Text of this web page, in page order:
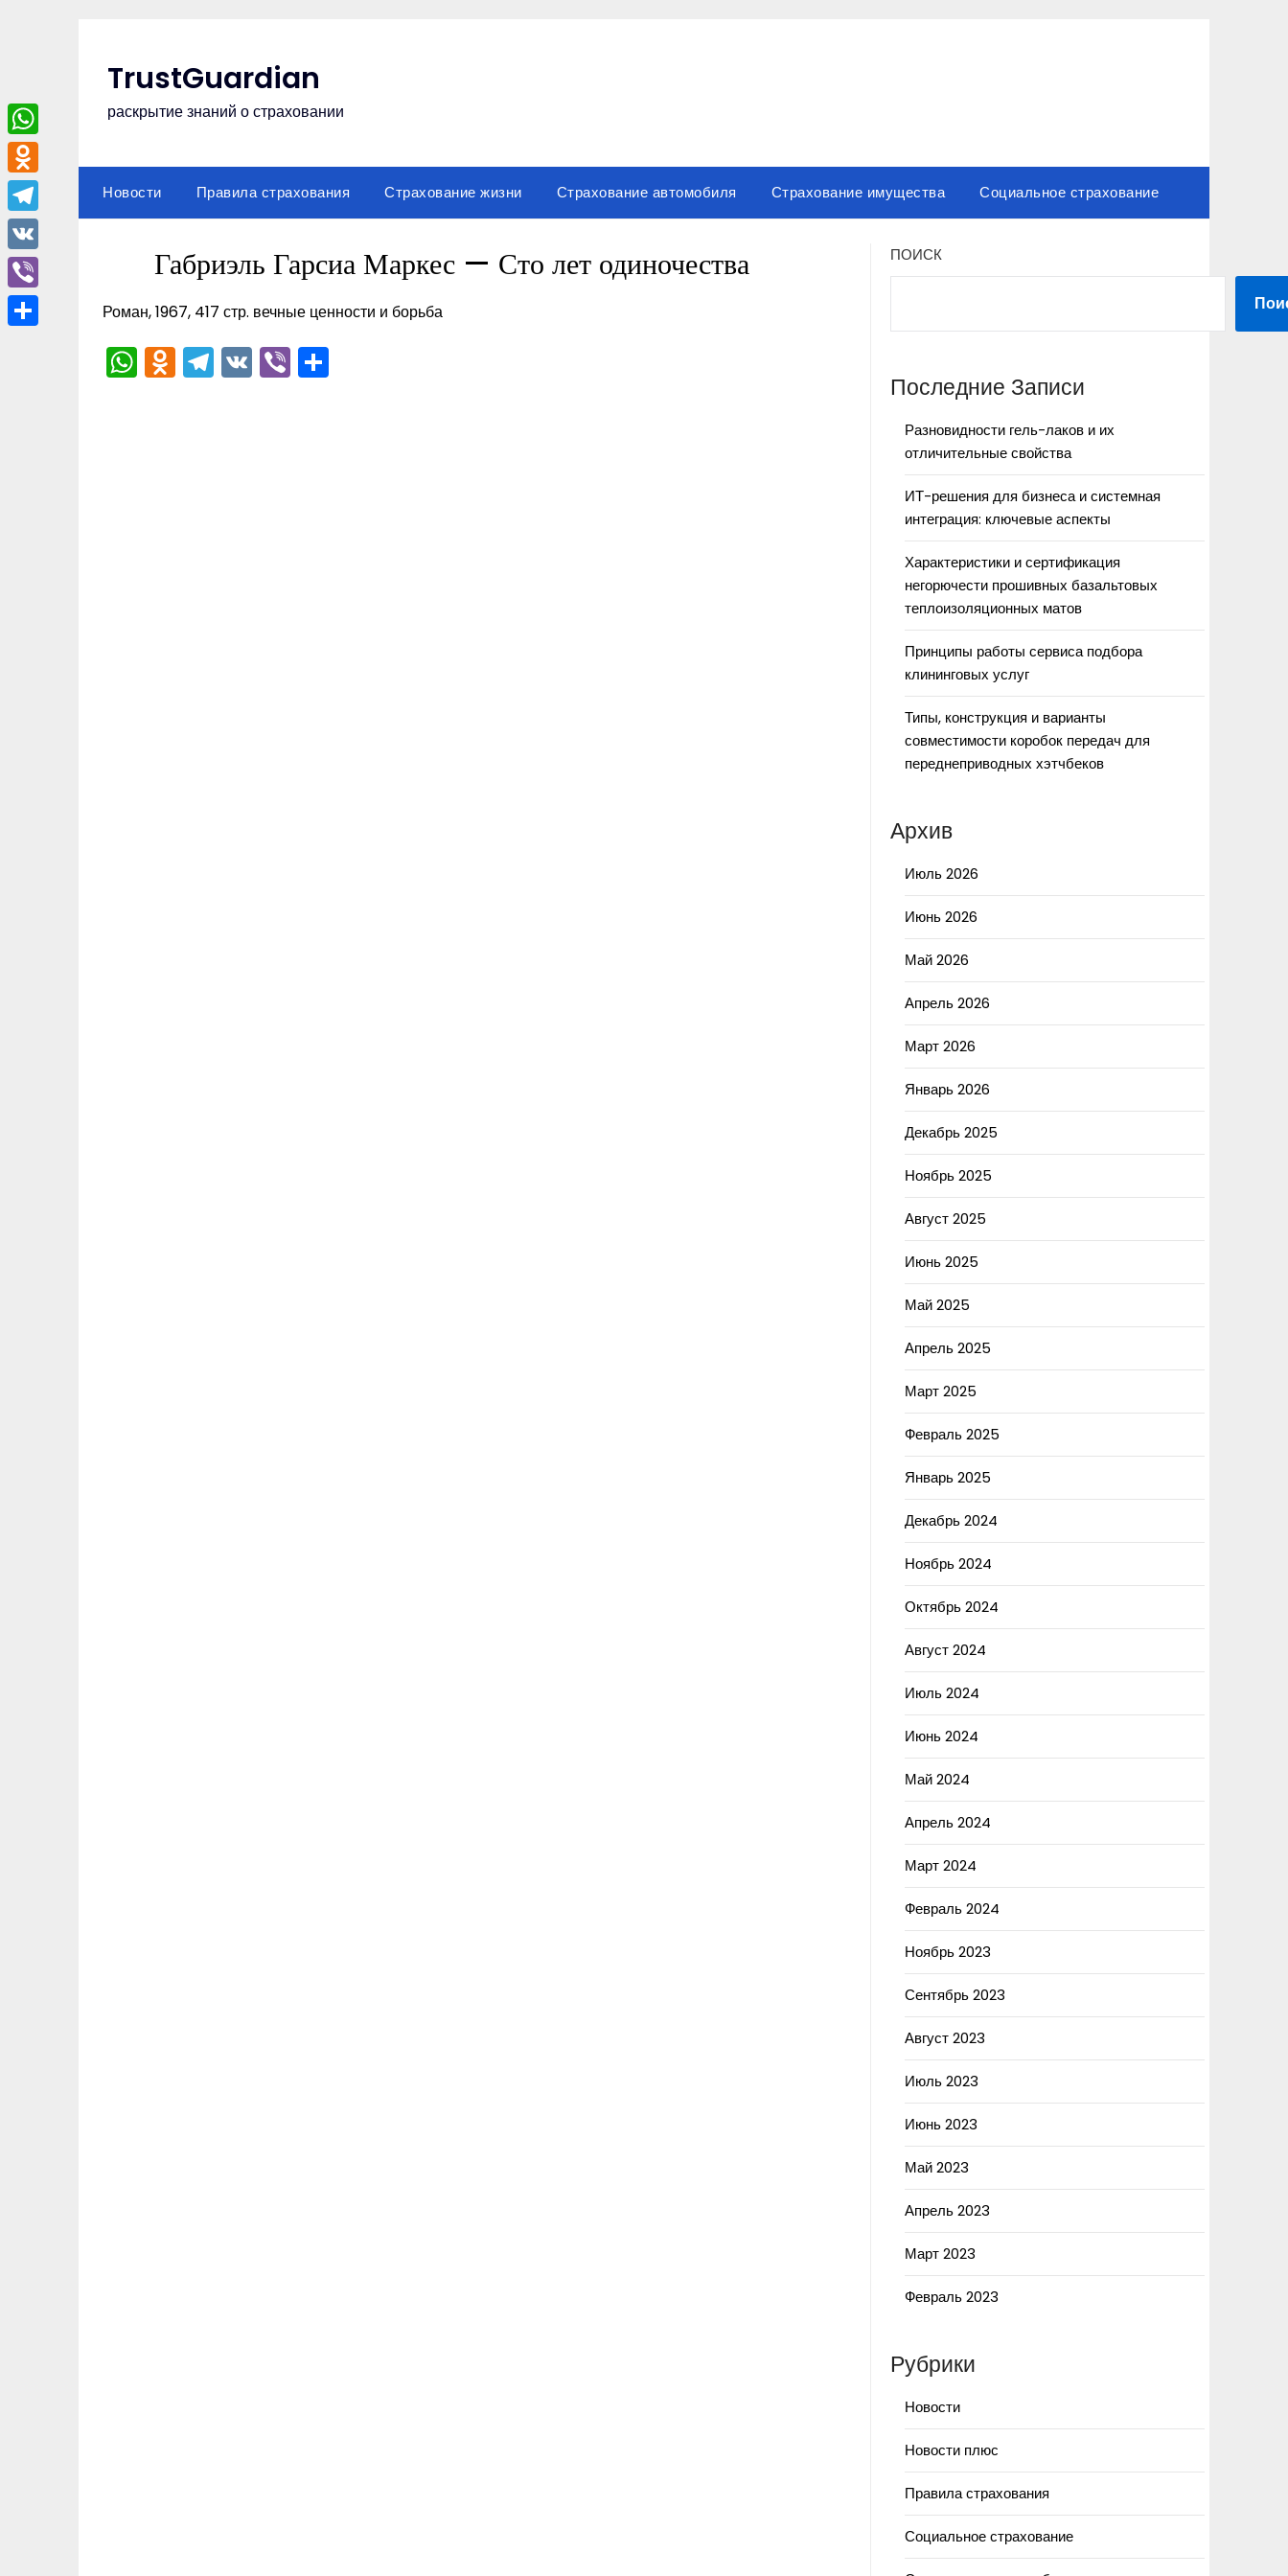
TrustGuardian
раскрытие знаний о страховании
Новости Правила страхования Страхование жизни Страхование автомобиля Страхование имущества Социальное страхование
Габриэль Гарсиа Маркес — Сто лет одиночества
Роман, 1967, 417 стр. вечные ценности и борьба
WhatsApp
Odnoklassniki
Telegram
VKViber
ПОИСК
Последние Записи
Разновидности гель-лаков и их
отличительные свойства
ИТ-решения для бизнеса и системная
интеграция: ключевые аспекты
Характеристики и сертификация
негорючести прошивных базальтовых
теплоизоляционных матов
Принципы работы сервиса подбора
клининговых услуг
Типы, конструкция и варианты
совместимости коробок передач для
переднеприводных хэтчбеков
Архив
Июль 2026
Июнь 2026
Май 2026
Апрель 2026
Март 2026
Январь 2026
Декабрь 2025
Ноябрь 2025
Август 2025
Июнь 2025
Май 2025
Апрель 2025
Март 2025
Февраль 2025
Январь 2025
Декабрь 2024
Ноябрь 2024
Октябрь 2024
Август 2024
Июль 2024
Июнь 2024
Май 2024
Апрель 2024
Март 2024
Февраль 2024
Ноябрь 2023
Сентябрь 2023
Август 2023
Июль 2023
Июнь 2023
Май 2023
Апрель 2023
Март 2023
Февраль 2023
Рубрики
Новости
Новости плюс
Правила страхования
Социальное страхование
WhatsApp
Odnoklassniki
Telegram
VK
Viber